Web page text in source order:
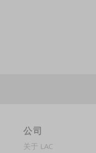
公司
关于 LAC